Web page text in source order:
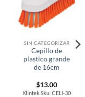
SIN CATEGORIZAR
Cepillo de
plastico grande
de 16cm
$13.00
Klintek Sku: CELI-30